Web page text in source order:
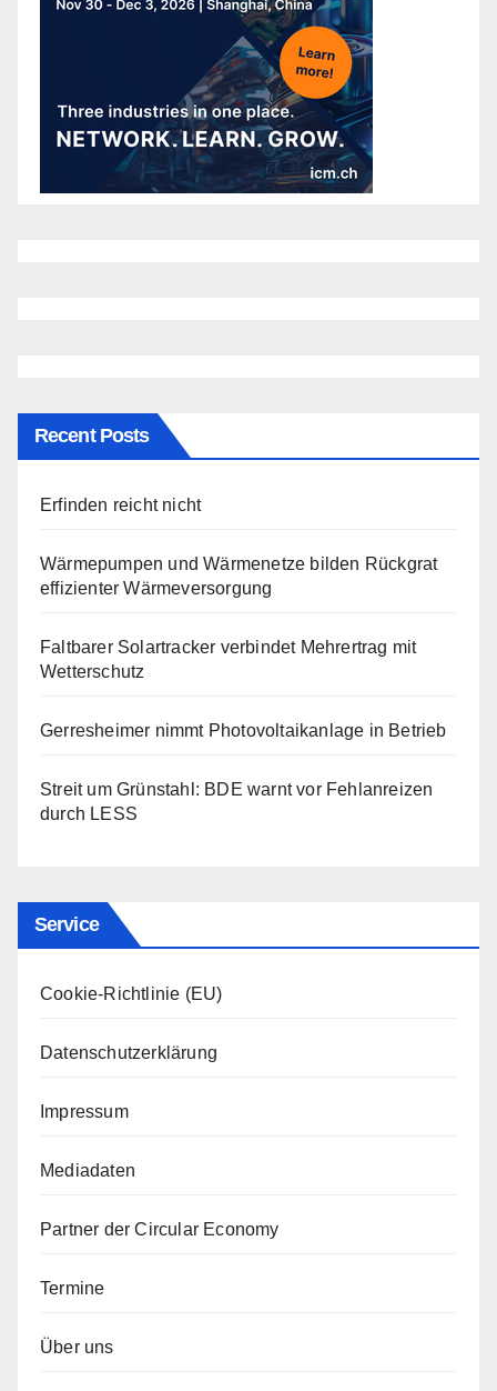
Recent Posts
Erfinden reicht nicht
Wärmepumpen und Wärmenetze bilden Rückgrat
effizienter Wärmeversorgung
Faltbarer Solartracker verbindet Mehrertrag mit
Wetterschutz
Gerresheimer nimmt Photovoltaikanlage in Betrieb
Streit um Grünstahl: BDE warnt vor Fehlanreizen
durch LESS
Service
Cookie-Richtlinie (EU)
Datenschutzerklärung
Impressum
Mediadaten
Partner der Circular Economy
Termine
Über uns